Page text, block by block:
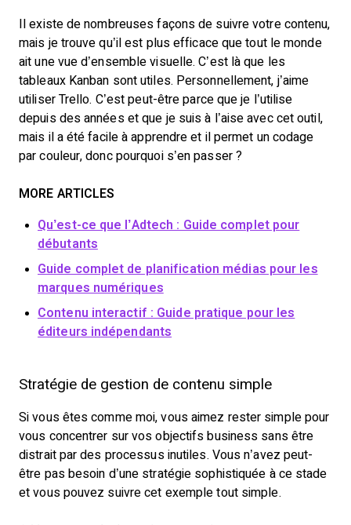
Il existe de nombreuses façons de suivre votre contenu,
mais je trouve qu’il est plus efficace que tout le monde
ait une vue d’ensemble visuelle. C’est là que les
tableaux Kanban sont utiles. Personnellement, j’aime
utiliser Trello. C’est peut-être parce que je l’utilise
depuis des années et que je suis à l’aise avec cet outil,
mais il a été facile à apprendre et il permet un codage
par couleur, donc pourquoi s’en passer ?
MORE ARTICLES
Qu’est-ce que l’Adtech : Guide complet pour
débutants
Guide complet de planification médias pour les
marques numériques
Contenu interactif : Guide pratique pour les
éditeurs indépendants
Stratégie de gestion de contenu simple
Si vous êtes comme moi, vous aimez rester simple pour
vous concentrer sur vos objectifs business sans être
distrait par des processus inutiles. Vous n’avez peut-
être pas besoin d’une stratégie sophistiquée à ce stade
et vous pouvez suivre cet exemple tout simple.